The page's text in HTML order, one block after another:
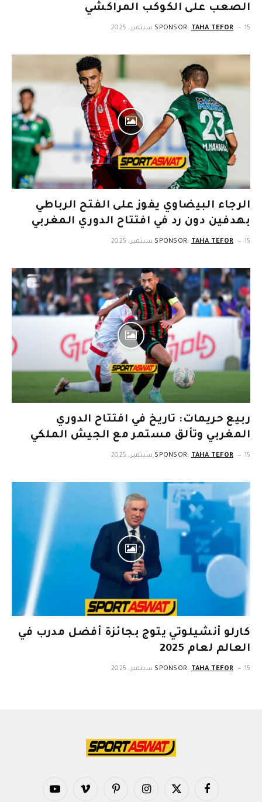
الصعب على الكوكب المراكشي
SPONSOR: TAHA TEFOR 15 سبتمبر، 2025
الرجاء البيضاوي يفوز على الفتح الرباطي
بهدفين دون رد في افتتاح الدوري المغربي
SPONSOR: TAHA TEFOR 15 سبتمبر، 2025
ربيع حريمات: تاريخ في افتتاح الدوري
المغربي وتألق مستمر مع الجيش الملكي
SPONSOR: TAHA TEFOR 15 سبتمبر، 2025
كارلو أنشيلوتي يتوج بجائزة أفضل مدرب في
العالم لعام 2025
SPONSOR: TAHA TEFOR 15 سبتمبر، 2025
فيسبوك X
الانستغرامبينتيريستفيميو يوتيوب